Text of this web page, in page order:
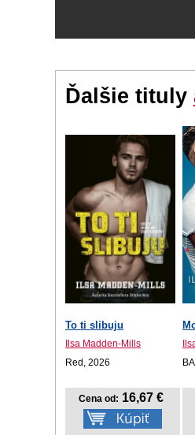
Ďalšie tituly
To ti slibuju
Ilsa Madden-Mills
Red, 2026
Cena od: 16,67 €